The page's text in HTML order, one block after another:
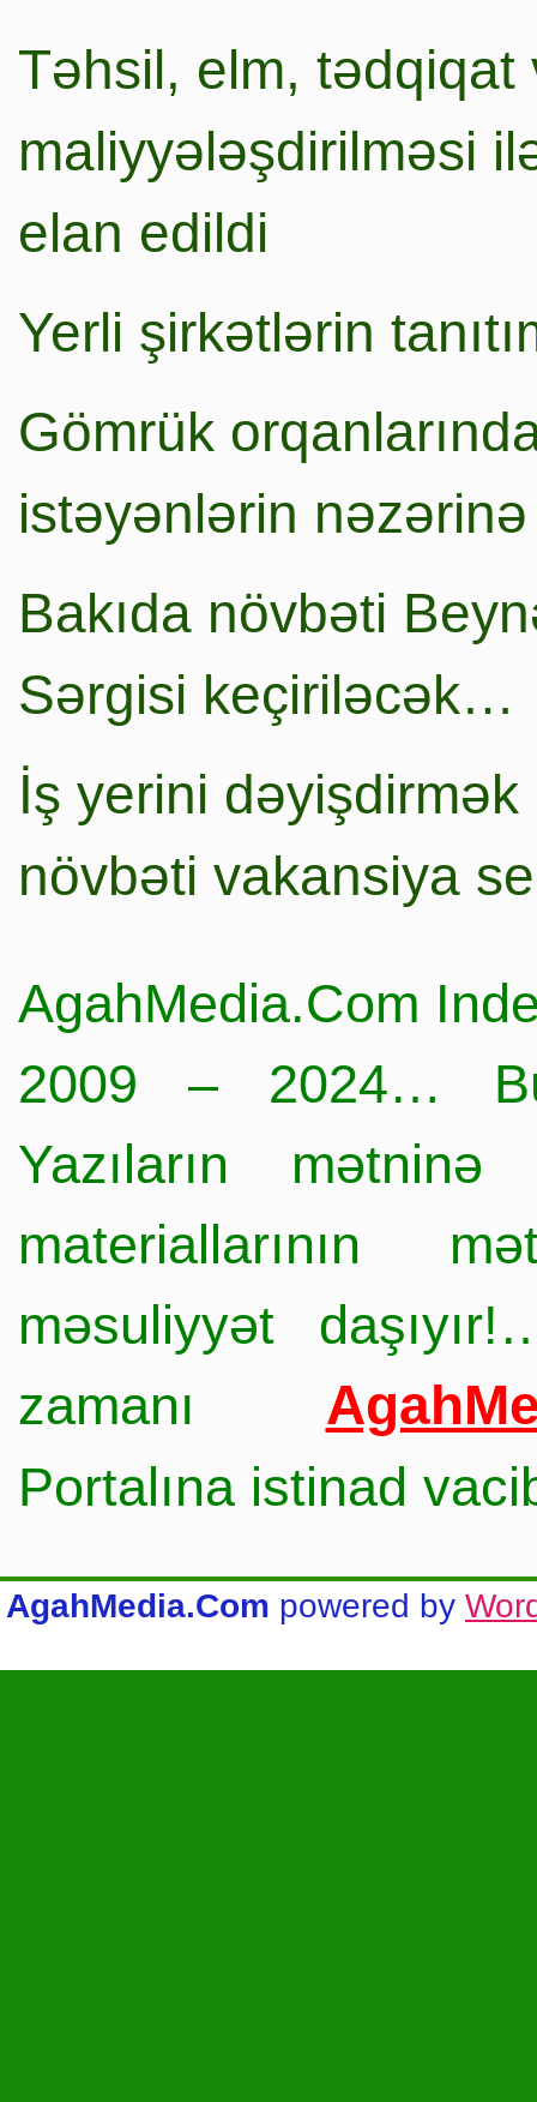
Təhsil, elm,
maliyyələşdirilməsi
elan edildi
Yerli şirkətlərin
Gömrük
istəyənlərin nəzərinə
Bakıda növbəti
Sərgisi keçiriləcək…
İş yerini
növbəti vakansiya
AgahMedia.Com
2009 – 2024…
Yazıların
materiallarının
məsuliyyət
zamanı
Portalına istinad
AgahMedia.Com powered by